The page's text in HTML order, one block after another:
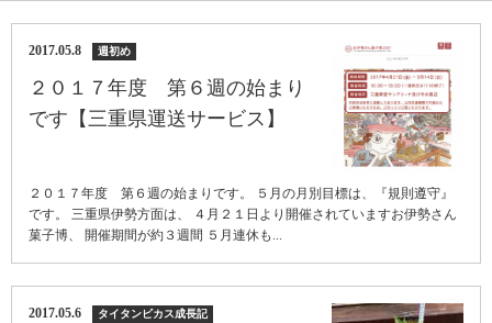
2017.05.8 週初め
２０１７年度 第６週の始まり
です【三重県運送サービス】
２０１７年度 第６週の始まりです。 ５月の月別目標は、『規則遵守』
です。 三重県伊勢方面は、 ４月２１日より開催されていますお伊勢さん
菓子博、 開催期間が約３週間 ５月連休も...
2017.05.6 タイタンビカス成長記